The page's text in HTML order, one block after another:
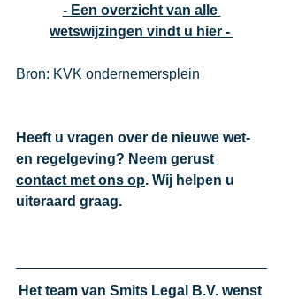
- Een overzicht van alle
wetswijzingen vindt u hier -
Bron: KVK ondernemersplein
Heeft u vragen over de nieuwe wet-
en regelgeving? Neem gerust
contact met ons op. Wij helpen u
uiteraard graag.
Het team van Smits Legal B.V. wenst